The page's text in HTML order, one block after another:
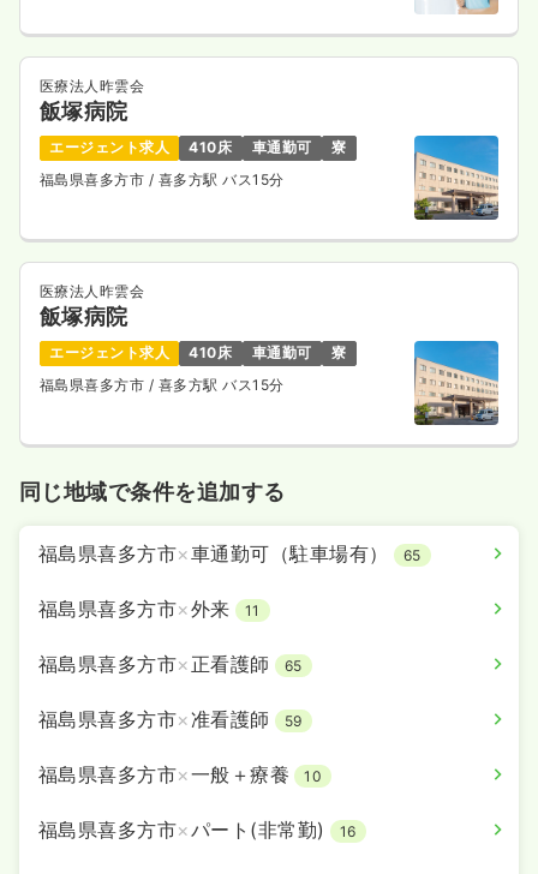
医療法人昨雲会
飯塚病院
エージェント求人 410床 車通勤可
寮
福島県喜多方市 / 喜多方駅 バス15分
医療法人昨雲会
飯塚病院
エージェント求人 410床 車通勤可
寮
福島県喜多方市 / 喜多方駅 バス15分
同じ地域で条件を追加する
福島県喜多方市×車通勤可（駐車場有） 65
福島県喜多方市×外来 11
福島県喜多方市× 正看護師 65
福島県喜多方市×准看護師 59
福島県喜多方市×一般＋療養 10
福島県喜多方市×パート(非常勤) 16